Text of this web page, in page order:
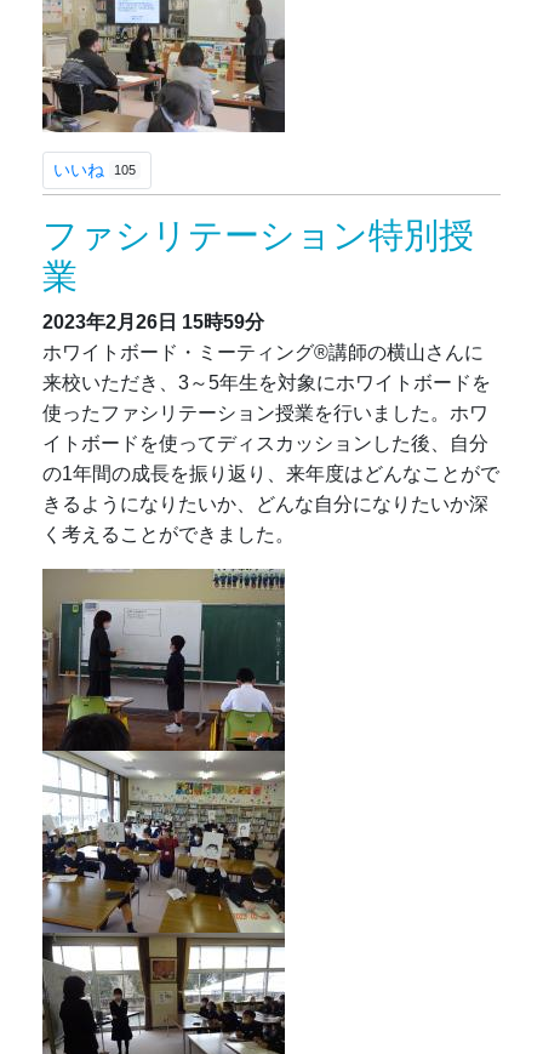
いいね 105
ファシリテーション特別授
業
2023年2月26日 15時59分
ホワイトボード・ミーティング®講師の横山さんに
来校いただき、3～5年生を対象にホワイトボードを
使ったファシリテーション授業を行いました。ホワ
イトボードを使ってディスカッションした後、自分
の1年間の成長を振り返り、来年度はどんなことがで
きるようになりたいか、どんな自分になりたいか深
く考えることができました。